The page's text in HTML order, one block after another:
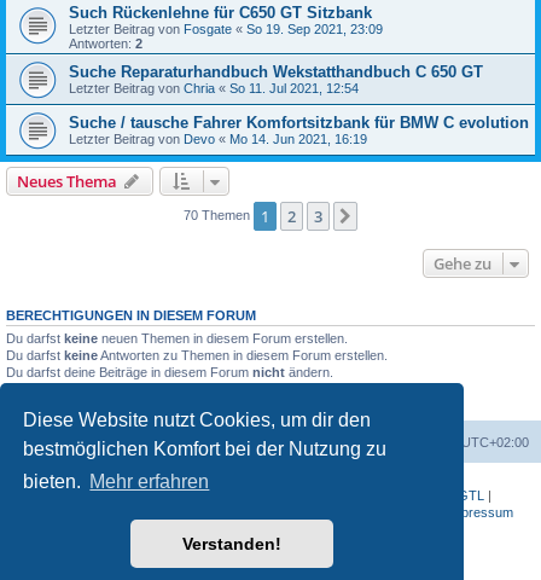
Diese Website nutzt Cookies, um dir den
bestmöglichen Komfort bei der Nutzung zu
bieten. Mehr erfahren
Verstanden!
Such Rückenlehne für C650 GT Sitzbank
Letzter Beitrag von Fosgate « So 19. Sep 2021, 23:09
Antworten: 2
Suche Reparaturhandbuch Wekstatthandbuch C 650 GT
Letzter Beitrag von Chria « So 11. Jul 2021, 12:54
Suche / tausche Fahrer Komfortsitzbank für BMW C evolution
Letzter Beitrag von Devo « Mo 14. Jun 2021, 16:19
Neues Thema
70 Themen 1 2 3
Gehe zu
BERECHTIGUNGEN IN DIESEM FORUM
Du darfst keine neuen Themen in diesem Forum erstellen.
Du darfst keineAntworten zu Themen in diesem Forum erstellen.
Du darfst deine Beiträge in diesem Forum nicht ändern.
Portal Foren-Übersicht Alle Zeiten sind UTC+02:00
BMW-Motorrad-Bilder|K 1200 S K 1600 GTL
|
Impressum
Powered byphpBB® Forum Software © phpBB Limited
phpBB.de